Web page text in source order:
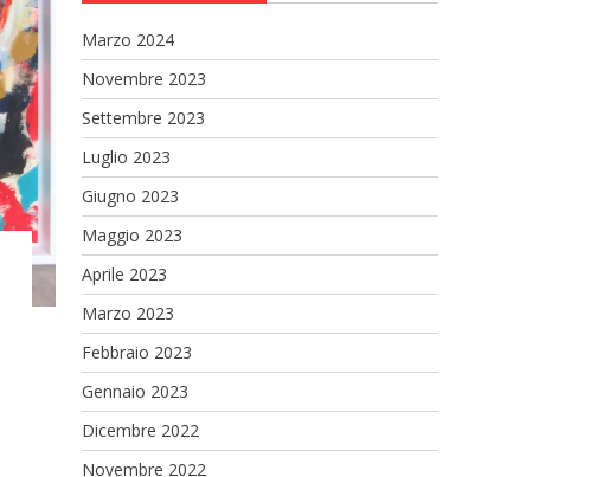
Marzo 2024
Novembre 2023
Settembre 2023
Luglio 2023
Giugno 2023
Maggio 2023
Aprile 2023
Marzo 2023
Febbraio 2023
Gennaio 2023
Dicembre 2022
Novembre 2022